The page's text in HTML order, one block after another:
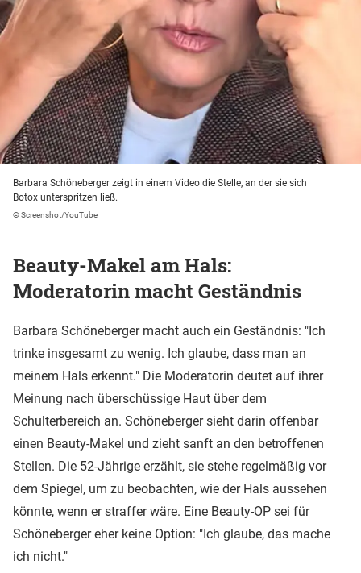
Barbara Schöneberger zeigt in einem Video die Stelle, an der sie sich
Botox unterspritzen ließ.
© Screenshot/YouTube
Beauty-Makel am Hals:
Moderatorin macht Geständnis
Barbara Schöneberger macht auch ein Geständnis: "Ich
trinke insgesamt zu wenig. Ich glaube, dass man an
meinem Hals erkennt." Die Moderatorin deutet auf ihrer
Meinung nach überschüssige Haut über dem
Schulterbereich an. Schöneberger sieht darin offenbar
einen Beauty-Makel und zieht sanft an den betroffenen
Stellen. Die 52-Jährige erzählt, sie stehe regelmäßig vor
dem Spiegel, um zu beobachten, wie der Hals aussehen
könnte, wenn er straffer wäre. Eine Beauty-OP sei für
Schöneberger eher keine Option: "Ich glaube, das mache
ich nicht."